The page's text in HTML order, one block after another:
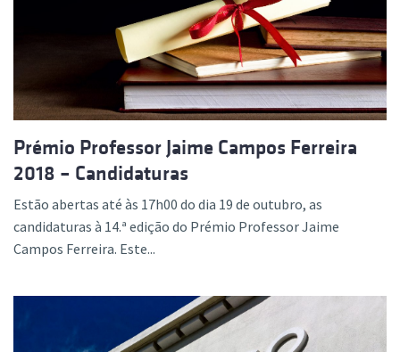
Prémio Professor Jaime Campos Ferreira
2018 – Candidaturas
Estão abertas até às 17h00 do dia 19 de outubro, as
candidaturas à 14.ª edição do Prémio Professor Jaime
Campos Ferreira. Este...